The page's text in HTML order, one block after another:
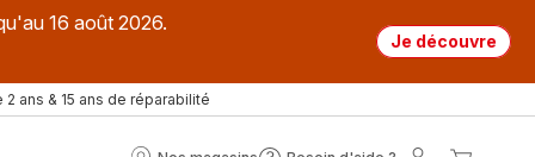
16 août 2026.
Je découvre
2 ans & 15 ans de réparabilité